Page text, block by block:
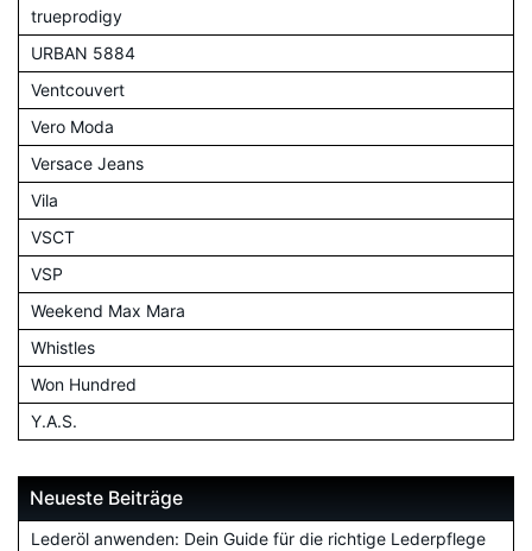
trueprodigy
URBAN 5884
Ventcouvert
Vero Moda
Versace Jeans
Vila
VSCT
VSP
Weekend Max Mara
Whistles
Won Hundred
Y.A.S.
Neueste Beiträge
Lederöl anwenden: Dein Guide für die richtige Lederpflege